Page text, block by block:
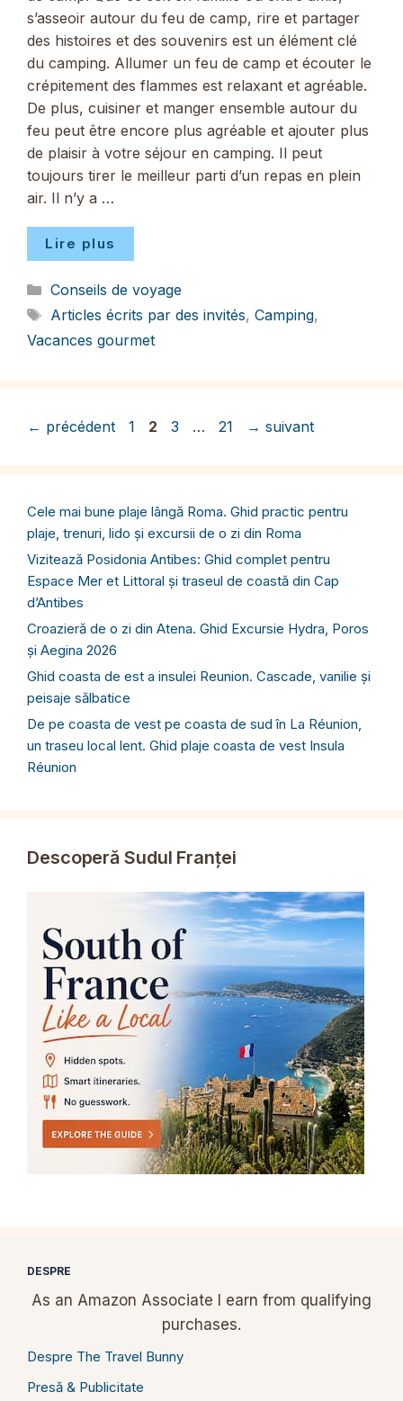
s’asseoir autour du feu de camp, rire et partager
des histoires et des souvenirs est un élément clé
du camping. Allumer un feu de camp et écouter le
crépitement des flammes est relaxant et agréable.
De plus, cuisiner et manger ensemble autour du
feu peut être encore plus agréable et ajouter plus
de plaisir à votre séjour en camping. Il peut
toujours tirer le meilleur parti d’un repas en plein
air. Il n’y a …
Lire plus
Catégories
Conseils de voyage
Étiquettes
Articles écrits par des invités, Camping,
Vacances gourmet
← précédent Page
1 Page
2 Page
3 … Page
21 → suivant
Cele mai bune plaje lângă Roma. Ghid practic pentru
plaje, trenuri, lido și excursii de o zi din Roma
Vizitează Posidonia Antibes: Ghid complet pentru
Espace Mer et Littoral și traseul de coastă din Cap
d’Antibes
Croazieră de o zi din Atena. Ghid Excursie Hydra, Poros
și Aegina 2026
Ghid coasta de est a insulei Reunion. Cascade, vanilie și
peisaje sălbatice
De pe coasta de vest pe coasta de sud în La Réunion,
un traseu local lent. Ghid plaje coasta de vest Insula
Réunion
Descoperă Sudul Franței
DESPRE
As an Amazon Associate I earn from qualifying
purchases.
Despre The Travel Bunny
Presă & Publicitate